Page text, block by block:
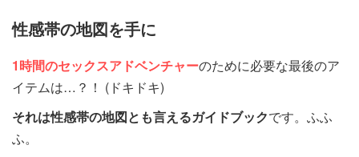
性感帯の地図を手に
1時間のセックスアドベンチャーのために必要な最後のア
イテムは…？！ (ドキドキ)
それは性感帯の地図とも言えるガイドブックです。ふふ
ふ。